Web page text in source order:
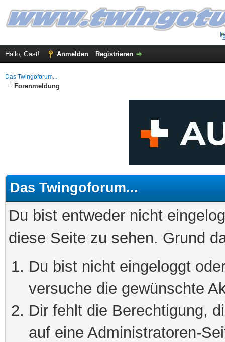
Hallo, Gast! Anmelden Registrieren
Das Twingoforum...
Forenmeldung
Das Twingoforum...
Du bist entweder nicht
diese Seite zu sehen. Grund
Du bist nicht eingeloggt
versuche die gewünschte
Dir fehlt die Berechtigung,
auf eine Administratoren-